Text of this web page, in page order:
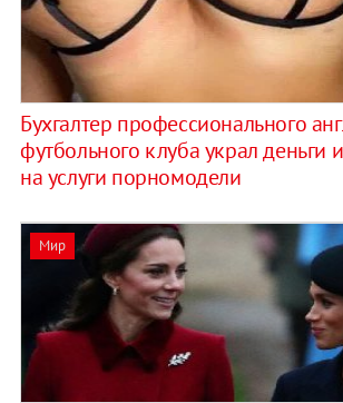
Бухгалтер профессионального
футбольного клуба украл деньги
на услуги порномодели
Мир